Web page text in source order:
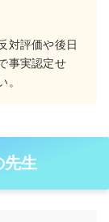
対評価や後日
事実認定せ
。
先生